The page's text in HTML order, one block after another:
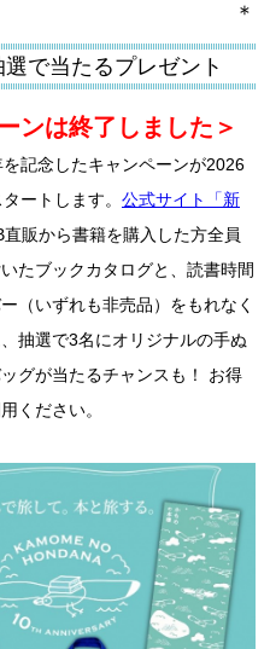
＊
で当たるプレゼント
ンは終了しました＞
記念したキャンペーンが2026
ートします。 公式サイト「新
直販から書籍を購入した方全員
たブックカタログと、読書時間
（いずれも非売品）をもれなく
抽選で3名にオリジナルの手ぬ
グが当たるチャンスも！ お得
ください。